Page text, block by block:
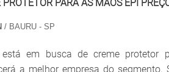
PROTETOR PARA AS MÃOS EPI
/ BAURU - SP
está em busca de creme protetor
a melhor empresa do